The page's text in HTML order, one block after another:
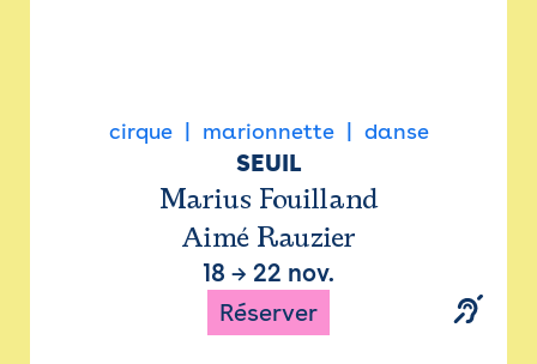
cirque marionnette danse
SEUIL
Marius Fouilland
Aimé Rauzier
18 → 22 nov.
Réserver